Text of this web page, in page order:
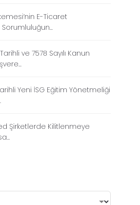
E-Ticaret
Sorumluluğun...
ve 7578 Sayılı Kanun
Yeni İSG Eğitim Yönetmeliği
Şirketlerde Kilitlenmeye